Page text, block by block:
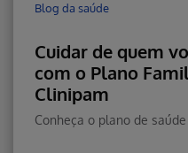
Blog da saúde
Cuidar de quem
com o Plano
Clinipam